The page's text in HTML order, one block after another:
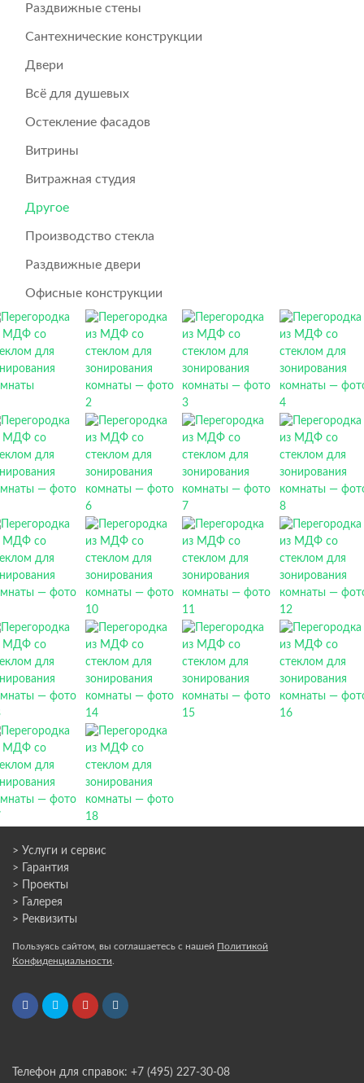
Раздвижные стены
Сантехнические конструкции
Двери
Всё для душевых
Остекление фасадов
Витрины
Витражная студия
Другое
Производство стекла
Раздвижные двери
Офисные конструкции
> Услуги и сервис
> Гарантия
> Проекты
> Галерея
> Реквизиты
Пользуясь сайтом, вы соглашаетесь с нашей Политикой
Конфиденциальности
Телефон для справок: +7 (495) 227-30-08